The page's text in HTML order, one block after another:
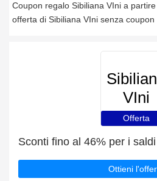
Coupon regalo Sibiliana VIni a
offerta di Sibiliana VIni senza coupon
VIni
Offerta
Sconti fino al 46% per i
Ottieni